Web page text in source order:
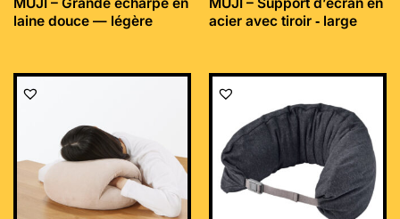
laine douce — légère
acier avec tiroir ‐ large